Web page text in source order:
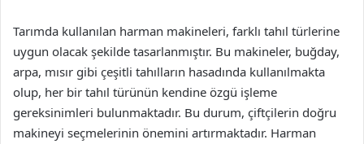
Tarımda kullanılan harman makineleri, farklı tahıl türlerine
uygun olacak şekilde tasarlanmıştır. Bu makineler, buğday,
arpa, mısır gibi çeşitli tahılların hasadında kullanılmakta
olup, her bir tahıl türünün kendine özgü işleme
gereksinimleri bulunmaktadır. Bu durum, çiftçilerin doğru
makineyi seçmelerinin önemini artırmaktadır. Harman